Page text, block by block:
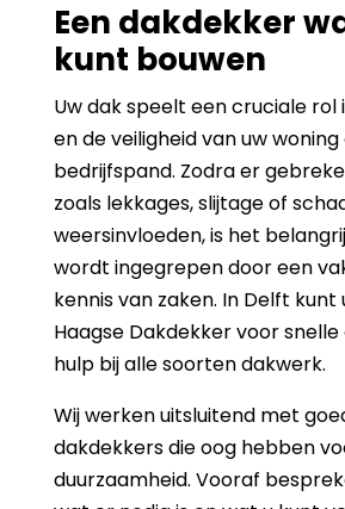
Een dakdekker
kunt bouwen
Uw dak speelt een cruciale
en de veiligheid van uw woning
bedrijfspand. Zodra er
zoals lekkages, slijtage of
weersinvloeden, is het
wordt ingegrepen door een
kennis van zaken. In Delft
Haagse Dakdekker voor
hulp bij alle soorten dakwerk.
Wij werken uitsluitend met
dakdekkers die oog hebben
duurzaamheid. Vooraf